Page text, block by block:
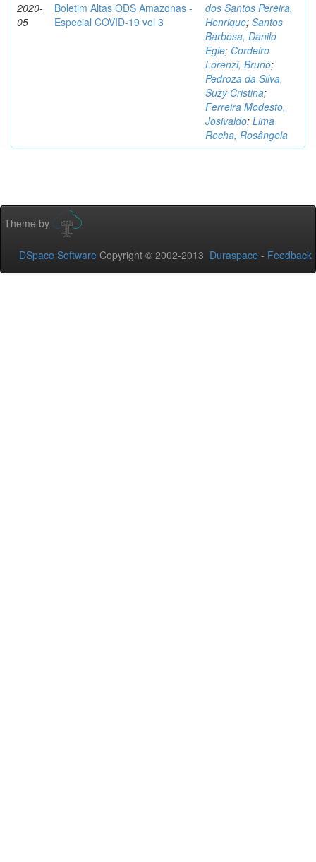
2020-
05
Boletim Altas ODS Amazonas -
Especial COVID-19 vol 3
dos Santos Pereira,
Henrique; Santos
Barbosa, Danilo
Egle; Cordeiro
Lorenzi, Bruno;
Pedroza da Silva,
Suzy Cristina;
Ferreira Modesto,
Josivaldo; Lima
Rocha, Rosângela
Theme by
DSpace Software Copyright © 2002-2013 Duraspace - Feedback